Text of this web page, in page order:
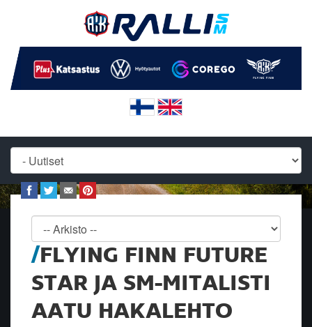
FLYING FINN FUTURE
STAR JA SM-MITALISTI
AATU HAKALEHTO